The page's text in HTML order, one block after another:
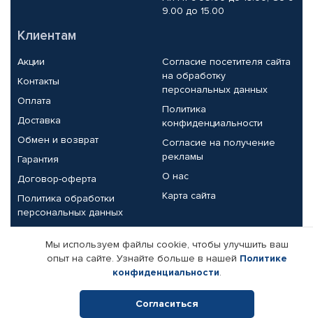
9.00 до 15.00
Клиентам
Акции
Контакты
Оплата
Доставка
Обмен и возврат
Гарантия
Договор-оферта
Политика обработки
персональных данных
Согласие посетителя сайта
на обработку
персональных данных
Политика
конфиденциальности
Согласие на получение
рекламы
О нас
Карта сайта
Партнерам
Корпоративным клиентам
Поставщикам
Реквизиты компании
Мы используем файлы cookie, чтобы улучшить ваш
опыт на сайте. Узнайте больше в нашей Политике
конфиденциальности.
Согласиться